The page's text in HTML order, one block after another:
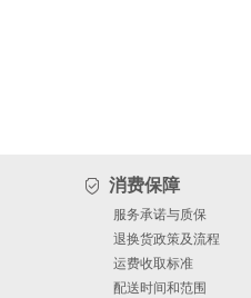
消费保障
服务承诺与质保
退换货政策及流程
运费收取标准
配送时间和范围